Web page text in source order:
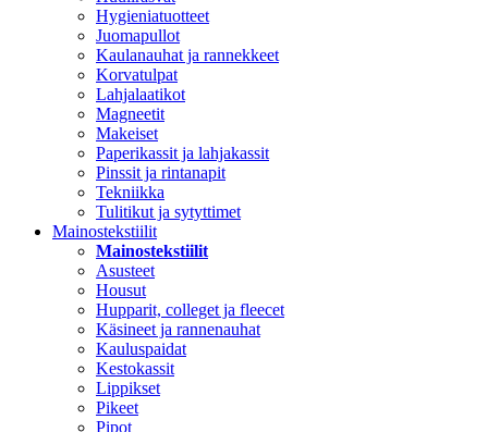
Hygieniatuotteet
Juomapullot
Kaulanauhat ja rannekkeet
Korvatulpat
Lahjalaatikot
Magneetit
Makeiset
Paperikassit ja lahjakassit
Pinssit ja rintanapit
Tekniikka
Tulitikut ja sytyttimet
Mainostekstiilit
Mainostekstiilit
Asusteet
Housut
Hupparit, colleget ja fleecet
Käsineet ja rannenauhat
Kauluspaidat
Kestokassit
Lippikset
Pikeet
Pipot